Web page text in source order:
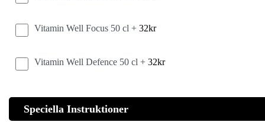
Vitamin Well Focus 50 cl + 32kr
Vitamin Well Defence 50 cl + 32kr
Speciella Instruktioner